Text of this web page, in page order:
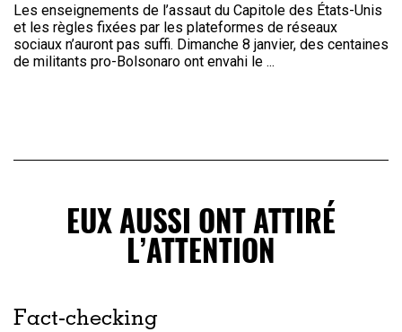
Les enseignements de l’assaut du Capitole des États-Unis
et les règles fixées par les plateformes de réseaux
sociaux n’auront pas suffi. Dimanche 8 janvier, des centaines
de militants pro-Bolsonaro ont envahi le ...
EUX AUSSI ONT ATTIRÉ
L’ATTENTION
Fact-checking